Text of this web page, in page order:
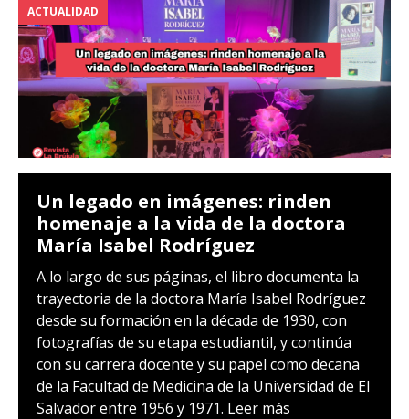
ACTUALIDAD
Un legado en imágenes: rinden
homenaje a la vida de la doctora
María Isabel Rodríguez
A lo largo de sus páginas, el libro documenta la
trayectoria de la doctora María Isabel Rodríguez
desde su formación en la década de 1930, con
fotografías de su etapa estudiantil, y continúa
con su carrera docente y su papel como decana
de la Facultad de Medicina de la Universidad de El
Salvador entre 1956 y 1971. Leer más